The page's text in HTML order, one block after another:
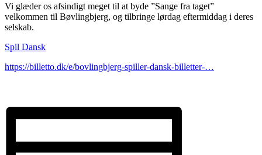
Vi glæder os afsindigt meget til at byde ”Sange fra taget”
velkommen til Bøvlingbjerg, og tilbringe lørdag eftermiddag i deres
selskab.
Spil Dansk
https://billetto.dk/e/bovlingbjerg-spiller-dansk-billetter-…